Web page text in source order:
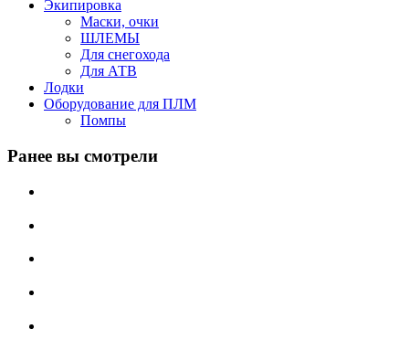
Экипировка
Маски, очки
ШЛЕМЫ
Для снегохода
Для АТВ
Лодки
Оборудование для ПЛМ
Помпы
Ранее вы смотрели